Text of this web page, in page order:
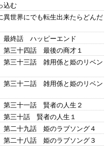
込む
世界にでも転生出来たらどんだ
最終話 ハッピーエンド
第三十四話 最後の商才１
第三十三話 雑用係と姫のリベン
第三十二話 雑用係と姫のリベン
第三十一話 賢者の人生２
第三十話 賢者の人生１
第二十九話 姫のラブソング４
第二十八話 姫のラブソング３